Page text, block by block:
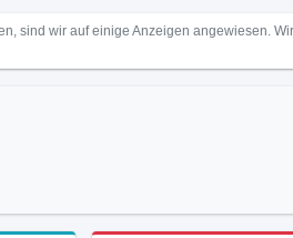
sind wir auf einige Anzeigen angewiesen.